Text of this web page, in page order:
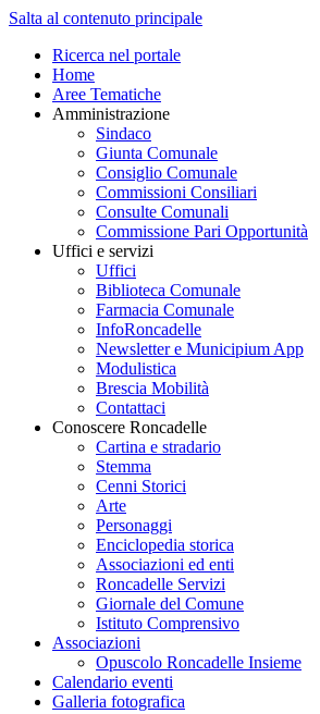
Salta al contenuto principale
Ricerca nel portale
Home
Aree Tematiche
Amministrazione
Sindaco
Giunta Comunale
Consiglio Comunale
Commissioni Consiliari
Consulte Comunali
Commissione Pari Opportunità
Uffici e servizi
Uffici
Biblioteca Comunale
Farmacia Comunale
InfoRoncadelle
Newsletter e Municipium App
Modulistica
Brescia Mobilità
Contattaci
Conoscere Roncadelle
Cartina e stradario
Stemma
Cenni Storici
Arte
Personaggi
Enciclopedia storica
Associazioni ed enti
Roncadelle Servizi
Giornale del Comune
Istituto Comprensivo
Associazioni
Opuscolo Roncadelle Insieme
Calendario eventi
Galleria fotografica